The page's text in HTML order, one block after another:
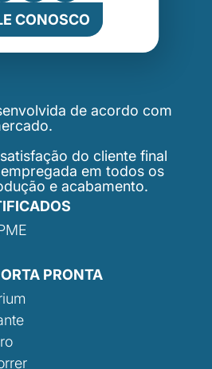
CONOSCO
de acordo com
do cliente final
em todos os
e acabamento.
PRONTA